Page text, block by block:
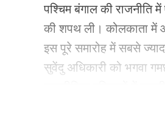
पश्चिम बंगाल की
की शपथ ली। कोलकाता में
इस पूरे समारोह में सबसे
सुवेंदु अधिकारी को भगवा